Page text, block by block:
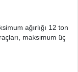
ağırlığı 12 ton
maksimum üç